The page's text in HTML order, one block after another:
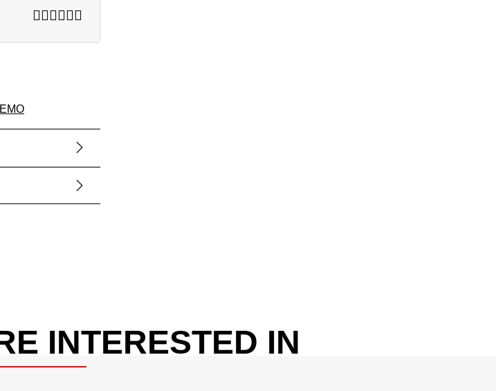
INTERESTED IN